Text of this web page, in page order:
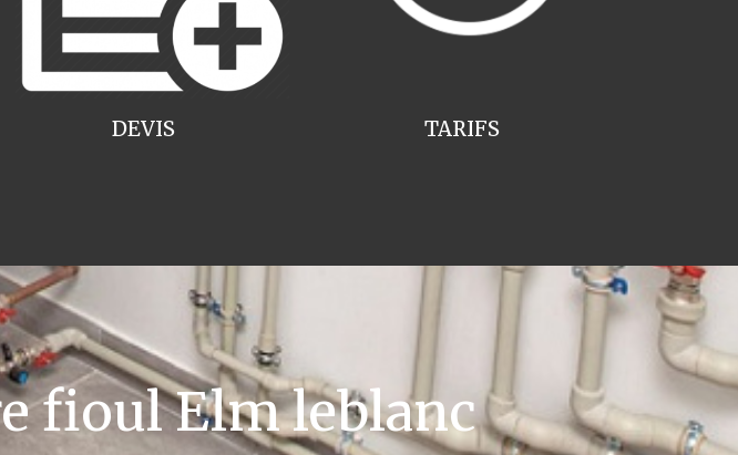
TARIFS
DEVIS
fioul Elm leblanc